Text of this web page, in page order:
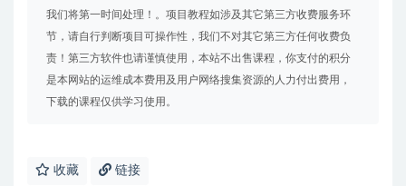
我们将第一时间处理！。项目教程如涉及其它第三方收费服务环
节，请自行判断项目可操作性，我们不对其它第三方任何收费负
责！第三方软件也请谨慎使用，本站不出售课程，你支付的积分
是本网站的运维成本费用及用户网络搜集资源的人力付出费用，
下载的课程仅供学习使用。
收藏 链接